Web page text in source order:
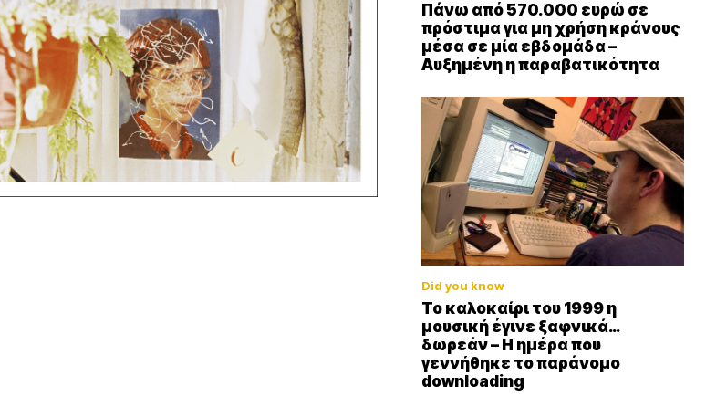
Πάνω από 570.000 ευρώ σε
πρόστιμα για μη χρήση κράνους
μέσα σε μία εβδομάδα –
Αυξημένη η παραβατικότητα
Did you know
Το καλοκαίρι του 1999 η
μουσική έγινε ξαφνικά…
δωρεάν – Η ημέρα που
γεννήθηκε το παράνομο
downloading